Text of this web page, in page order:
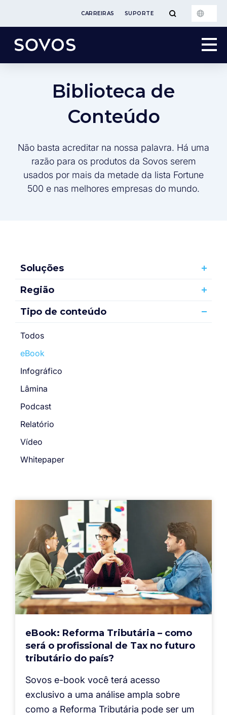
CARREIRAS SUPORTE
Biblioteca de
Conteúdo
Não basta acreditar na nossa palavra. Há uma
razão para os produtos da Sovos serem
usados por mais da metade da lista Fortune
500 e nas melhores empresas do mundo.
Soluções
Região
Tipo de conteúdo
Todos
eBook
Infográfico
Lâmina
Podcast
Relatório
Vídeo
Whitepaper
eBook: Reforma Tributária – como
será o profissional de Tax no futuro
tributário do país?
Sovos e-book você terá acesso
exclusivo a uma análise ampla sobre
como a Reforma Tributária pode ser um